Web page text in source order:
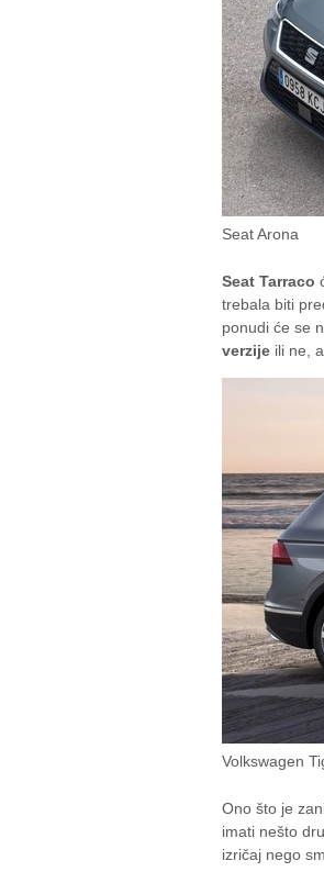
Seat Arona
Seat Tarraco
trebala biti
ponudi će se
verzije ili ne,
Volkswagen
Ono što je
imati nešto
izričaj nego